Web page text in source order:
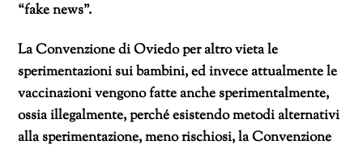
“fake news”.
La Convenzione di Oviedo per altro vieta le
sperimentazioni sui bambini, ed invece attualmente le
vaccinazioni vengono fatte anche sperimentalmente,
ossia illegalmente, perché esistendo metodi alternativi
alla sperimentazione, meno rischiosi, la Convenzione